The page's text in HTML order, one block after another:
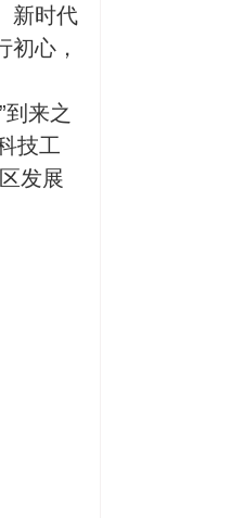
新时代
心，
来之
技工
发展